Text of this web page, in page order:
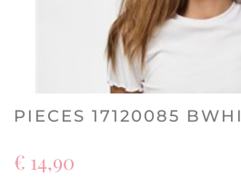
PIECES 17120085 BWHI
€ 14,90